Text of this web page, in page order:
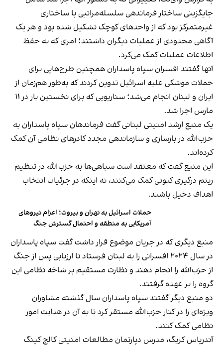
جایگزینی ساختار فرماندهی سلسله‌مراتبی با ساختاری
غیرمتمرکز بود که از واحدهای کوچک تشکیل شده بود و هر یک
آگاهی محدودی از عملیات دیگران داشتند؛ امری که به حفظ
اطلاعات عملیات کمک می‌کرد.
آنها گفتند افسران سپاه پاسداران همچنین طرح‌هایی برای
حملات موشکی علیه اسرائیل تدوین کردند که به‌طور هم‌زمان از
ایران و لبنان انجام می‌شد؛ سناریویی که برای نخستین بار در ۱۱
مارس اجرا شد.
یک منبع ارشد امنیتی لبنانی گفت فرماندهان سپاه پاسداران به
حزب‌الله در بازسازی و سازماندهی مجدد کادرهای نظامی آن کمک
کرده‌اند.
این منبع گفت که معتقد است سپاهی‌ها به حزب‌الله در تنظیم
ریتم درگیری کنونی کمک می‌کنند، نه اینکه در جزئیات انتخاب
اهداف دخیل باشند.
حملات اسرائیل به تهران و بیروت؛ اعزام نیروهای
آمریکایی به منطقه و احتمال گسترش جنگ
منبع دیگری که در جریان موضوع قرار داشت گفت سپاه پاسداران
در سال ۲۰۲۴ افسرانی را به لبنان فرستاد تا ارزیابی پس از جنگ
از حزب‌الله را انجام دهند و نظارت مستقیم بر شاخه نظامی این
گروه را بر عهده گرفتند.
دو منبع دیگر گفتند سپاه پاسداران سال گذشته مشاوران
ویژه‌ای را در کنار حزب‌الله مستقر کرد تا به آن در هدایت امور
نظامی کمک کنند.
آندریاس کریگ، مدرس دپارتمان مطالعات امنیتی کالج کینگ